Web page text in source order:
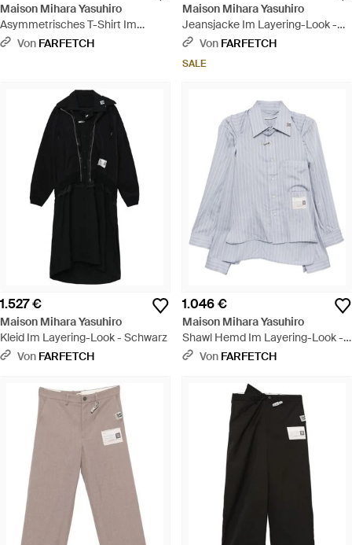
Maison Mihara Yasuhiro
Asymmetrisches T-Shirt Im
Layering-Look - Weiß
Von FARFETCH
Maison Mihara Yasuhiro
Jeansjacke Im Layering-Look -
Schwarz
Von FARFETCH
SALE
1.527 €
Maison Mihara Yasuhiro
Kleid Im Layering-Look - Schwarz
Von FARFETCH
1.046 €
Maison Mihara Yasuhiro
Shawl Hemd Im Layering-Look -
GrauVon FARFETCH